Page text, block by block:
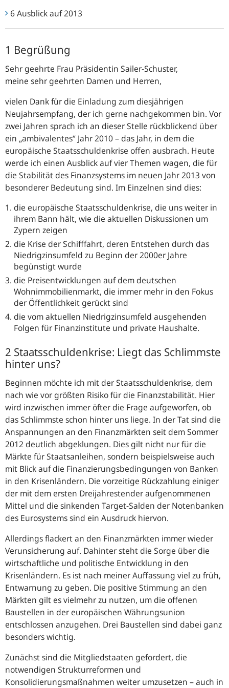
6 Ausblick auf 2013
1 Begrüßung
Sehr geehrte Frau Präsidentin Sailer-Schuster,
meine sehr geehrten Damen und Herren,
vielen Dank für die Einladung zum diesjährigen
Neujahrsempfang, der ich gerne nachgekommen bin. Vor
zwei Jahren sprach ich an dieser Stelle rückblickend über
ein „ambivalentes“ Jahr 2010 – das Jahr, in dem die
europäische Staatsschuldenkrise offen ausbrach. Heute
werde ich einen Ausblick auf vier Themen wagen, die für
die Stabilität des Finanzsystems im neuen Jahr 2013 von
besonderer Bedeutung sind. Im Einzelnen sind dies:
die europäische Staatsschuldenkrise, die uns weiter in
ihrem Bann hält, wie die aktuellen Diskussionen um
Zypern zeigen
die Krise der Schifffahrt, deren Entstehen durch das
Niedrigzinsumfeld zu Beginn der 2000er Jahre
begünstigt wurde
die Preisentwicklungen auf dem deutschen
Wohnimmobilienmarkt, die immer mehr in den Fokus
der Öffentlichkeit gerückt sind
die vom aktuellen Niedrigzinsumfeld ausgehenden
Folgen für Finanzinstitute und private Haushalte.
2 Staatsschuldenkrise: Liegt das Schlimmste
hinter uns?
Beginnen möchte ich mit der Staatsschuldenkrise, dem
nach wie vor größten Risiko für die Finanzstabilität. Hier
wird inzwischen immer öfter die Frage aufgeworfen, ob
das Schlimmste schon hinter uns liege. In der Tat sind die
Anspannungen an den Finanzmärkten seit dem Sommer
2012 deutlich abgeklungen. Dies gilt nicht nur für die
Märkte für Staatsanleihen, sondern beispielsweise auch
mit Blick auf die Finanzierungsbedingungen von Banken
in den Krisenländern. Die vorzeitige Rückzahlung einiger
der mit dem ersten Dreijahrestender aufgenommenen
Mittel und die sinkenden Target-Salden der Notenbanken
des Eurosystems sind ein Ausdruck hiervon.
Allerdings flackert an den Finanzmärkten immer wieder
Verunsicherung auf. Dahinter steht die Sorge über die
wirtschaftliche und politische Entwicklung in den
Krisenländern. Es ist nach meiner Auffassung viel zu früh,
Entwarnung zu geben. Die positive Stimmung an den
Märkten gilt es vielmehr zu nutzen, um die offenen
Baustellen in der europäischen Währungsunion
entschlossen anzugehen. Drei Baustellen sind dabei ganz
besonders wichtig.
Zunächst sind die Mitgliedstaaten gefordert, die
notwendigen Strukturreformen und
Konsolidierungsmaßnahmen weiter umzusetzen – auch in